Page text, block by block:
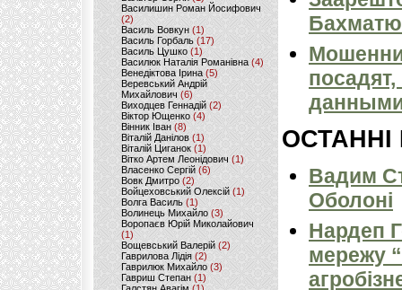
Василишин Роман Йосифович
(2)
Василь Вовкун (1)
Василь Горбаль (17)
Василь Цушко (1)
Василюк Наталія Романівна (4)
Венедіктова Ірина(5)
Веревський Андрій
Михайлович (6)
Виходцев Геннадій (2)
Віктор Ющенко (4)
Вінник Іван (8)
Віталій Данілов (1)
Віталій Циганок (1)
Вітко Артем Леонідович(1)
Власенко Сергій (6)
Вовк Дмитро(2)
Войцеховський Олексій(1)
Волга Василь (1)
Волинець Михайло (3)
Воропаєв Юрій Миколайович
(1)
Вощевський Валерій(2)
Гаврилова Лідія (2)
Гаврилюк Михайло (3)
Гавриш Степан (1)
ОСТАННІ
Вадим
Оболоні
Нардеп
мережу